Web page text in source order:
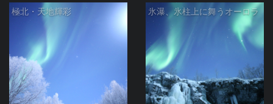
極北・天地輝彩 氷瀑、氷柱上に舞うオーロラ